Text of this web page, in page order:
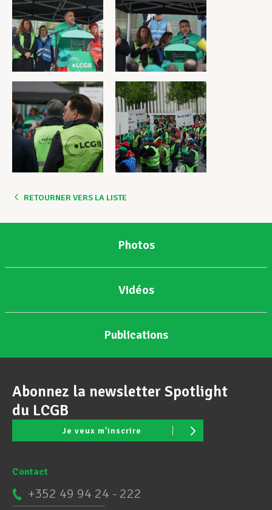
RETOURNER VERS LA LISTE
Photos
Vidéos
Publications
Abonnez la newsletter Spotlight
du LCGB
Je veux m'inscrire
Contact
+352 49 94 24 - 222